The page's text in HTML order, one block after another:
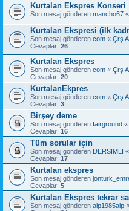
Kurtalan Ekspres Konseri
Son mesaj gönderen mancho67 «
Kurtalan Ekspresi (ilk
Son mesaj gönderen com « Çrş
Cevaplar: 26
Kurtalan Ekspres
Son mesaj gönderen com « Çrş
Cevaplar: 20
KurtalanEkpres
Son mesaj gönderen com « Çrş
Cevaplar: 3
Birşey deme
Son mesaj gönderen fairground «
Cevaplar: 16
Tüm sorular için
Son mesaj gönderen DERSİMLİ «
Cevaplar: 17
Kurtalan ekspres
Son mesaj gönderen
Cevaplar: 5
Kurtalan Ekspres tekrar
Son mesaj gönderen alp1985alp «